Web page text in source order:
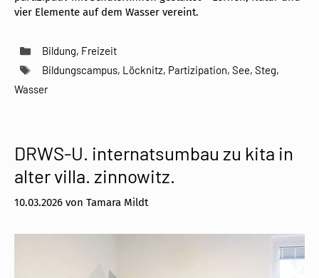
vier Elemente auf dem Wasser vereint.
Kategorien
Bildung, Freizeit
Schlagwörter
Bildungscampus, Löcknitz, Partizipation, See, Steg,
Wasser
DRWS-U. internatsumbau zu kita in
alter villa. zinnowitz.
10.03.2026 von Tamara Mildt